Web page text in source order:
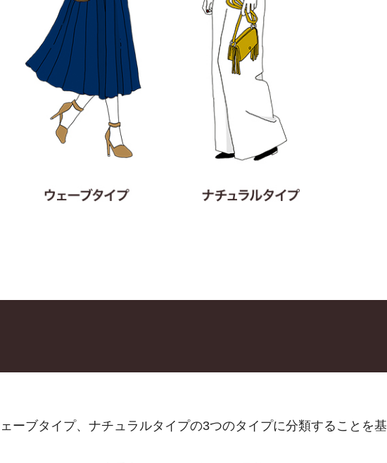
ーブタイプ、ナチュラルタイプの3つのタイプに分類することを基